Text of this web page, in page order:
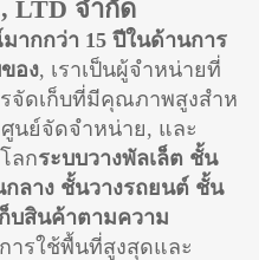
LTD จํากัด
ากกว่า 15 ปีในด้านการ
อง, เราเป็นผู้จําหน่ายที่
จัดเก็บที่มีคุณภาพสูงสําห
ศูนย์จัดจําหน่าย, และ
ลกระบบวางพัลเล็ต ชั้น
ลาง ชั้นวางรถยนต์ ชั้น
บสินค้าตามความ
ารใช้พื้นที่สูงสุดและ